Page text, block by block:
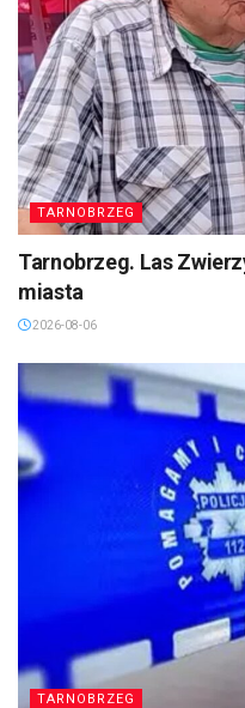
TARNOBRZEG
Tarnobrzeg. Las
miasta
2026-08-06
TARNOBRZEG